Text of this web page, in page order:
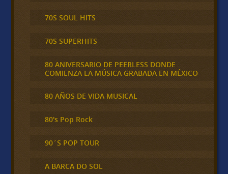
70S SOUL HITS
70S SUPERHITS
80 ANIVERSARIO DE PEERLESS DONDE
COMIENZA LA MÚSICA GRABADA EN MÉXICO
80 AÑOS DE VIDA MUSICAL
80's Pop Rock
90´S POP TOUR
A BARCA DO SOL